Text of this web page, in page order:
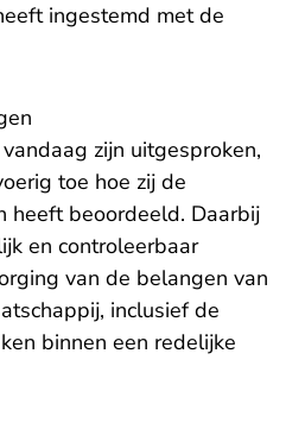
ingestemd met de
zijn uitgesproken,
toe hoe zij de
heeft beoordeeld. Daarbij
en controleerbaar
van de belangen van
inclusief de
binnen een redelijke